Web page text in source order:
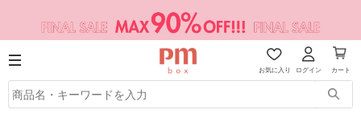
お気に入り ログイン カート